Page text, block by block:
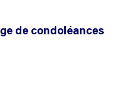
de condoléances